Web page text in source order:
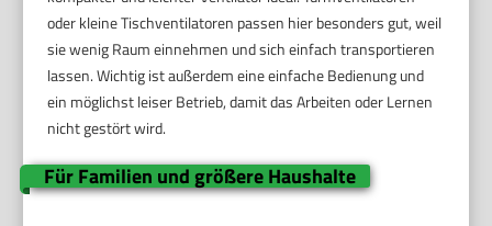
oder kleine Tischventilatoren passen hier besonders gut, weil
sie wenig Raum einnehmen und sich einfach transportieren
lassen. Wichtig ist außerdem eine einfache Bedienung und
ein möglichst leiser Betrieb, damit das Arbeiten oder Lernen
nicht gestört wird.
Für Familien und größere Haushalte